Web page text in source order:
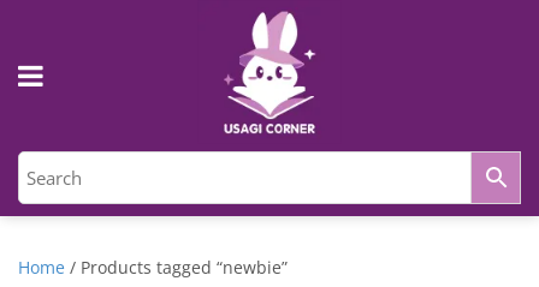
Home / Products tagged “newbie”